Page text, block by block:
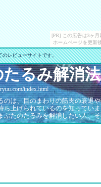
[PR] この広告は3ヶ
ホームページを更新
レビューサイトです。
るみ解消法
index.html
は、目のまわりの筋肉の衰退
上げられているのを知ってい
たのたるみを解消したい人、